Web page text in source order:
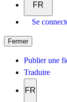
FR
Se
Fermer
Publier une
Traduire
FR